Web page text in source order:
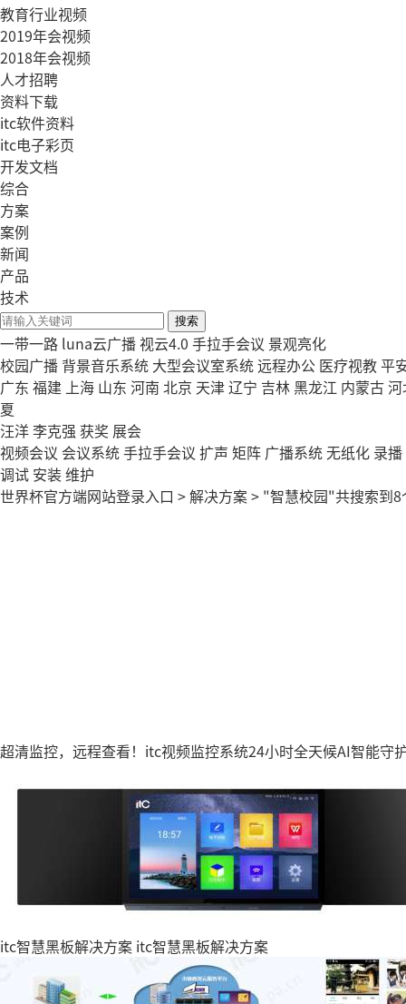
教育行业视频
2019年会视频
2018年会视频
人才招聘
资料下载
itc软件资料
itc电子彩页
开发文档
综合
方案
案例
新闻
产品
技术
搜索
一带一路 luna云广播 视云4.0 手拉手会议 景观亮化
校园广播 背景音乐系统 大型会议室系统远程办公 医疗视教平
广东 福建 上海 山东 河南 北京 天津辽宁 吉林黑龙江 内蒙古
夏
汪洋李克强 获奖 展会
视频会议 会议系统手拉手会议 扩声 矩阵 广播系统无纸化 录播
调试 安装维护
世界杯官方端网站登录入口 >解决方案> "智慧校园"共搜索到
超清监控，远程查看！itc视频监控系统24小时全天候AI智能守
itc智慧黑板解决方案 itc智慧黑板解决方案